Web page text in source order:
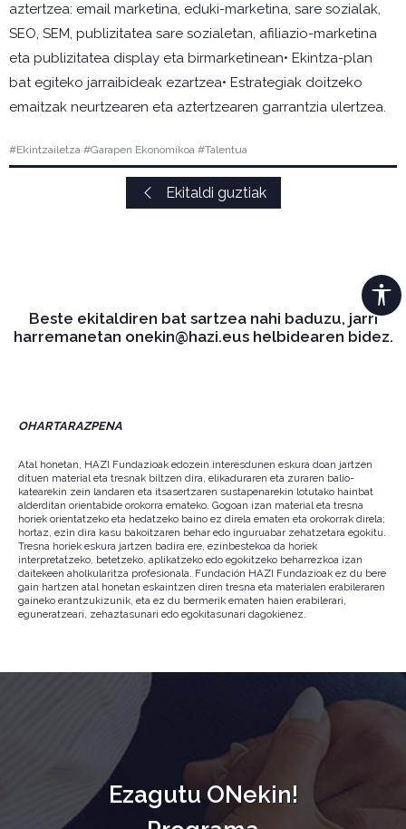
aztertzea: email marketina, eduki-marketina, sare sozialak,
SEO, SEM, publizitatea sare sozialetan, afiliazio-marketina
eta publizitatea display eta birmarketinean• Ekintza-plan
bat egiteko jarraibideak ezartzea• Estrategiak doitzeko
emaitzak neurtzearen eta aztertzearen garrantzia ulertzea.
#Ekintzailetza #Garapen Ekonomikoa #Talentua
Ekitaldi guztiak
Beste ekitaldiren bat sartzea nahi baduzu, jarri
harremanetan onekin@hazi.eus helbidearen bidez.
OHARTARAZPENA
Atal honetan, HAZI Fundazioak edozein interesdunen eskura doan jartzen
dituen material eta tresnak biltzen dira, elikaduraren eta zuraren balio-
katearekin zein landaren eta itsasertzaren sustapenarekin lotutako hainbat
alderditan orientabide orokorra emateko. Gogoan izan material eta tresna
horiek orientatzeko eta hedatzeko baino ez direla ematen eta orokorrak direla;
hortaz, ezin dira kasu bakoitzaren behar edo inguruabar zehatzetara egokitu.
Tresna horiek eskura jartzen badira ere, ezinbestekoa da horiek
interpretatzeko, betetzeko, aplikatzeko edo egokitzeko beharrezkoa izan
daitekeen aholkularitza profesionala. Fundación HAZI Fundazioak ez du bere
gain hartzen atal honetan eskaintzen diren tresna eta materialen erabileraren
gaineko erantzukizunik, eta ez du bermerik ematen haien erabilerari,
eguneratzeari, zehaztasunari edo egokitasunari dagokienez.
Ezagutu ONekin!